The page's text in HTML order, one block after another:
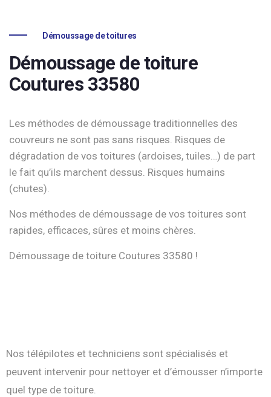
Démoussage de toitures
Démoussage de toiture
Coutures 33580
Les méthodes de démoussage traditionnelles des
couvreurs ne sont pas sans risques. Risques de
dégradation de vos toitures (ardoises, tuiles…) de part
le fait qu’ils marchent dessus. Risques humains
(chutes).
Nos méthodes de démoussage de vos toitures sont
rapides, efficaces, sûres et moins chères.
Démoussage de toiture Coutures 33580 !
Nos télépilotes et techniciens sont spécialisés et
peuvent intervenir pour nettoyer et d’émousser n’importe
quel type de toiture.